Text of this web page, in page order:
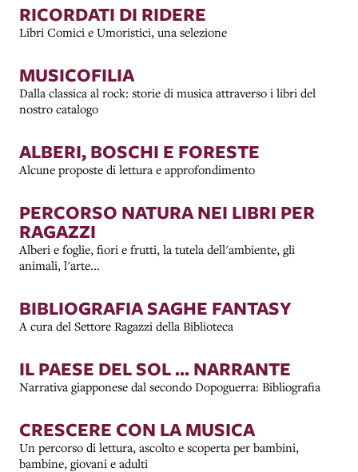
RICORDATI DI RIDERE
Libri Comici e Umoristici, una selezione
MUSICOFILIA
Dalla classica al rock: storie di musica attraverso i libri del
nostro catalogo
ALBERI, BOSCHI E FORESTE
Alcune proposte di lettura e approfondimento
PERCORSO NATURA NEI LIBRI PER
RAGAZZI
Alberi e foglie, fiori e frutti, la tutela dell'ambiente, gli
animali, l'arte...
BIBLIOGRAFIA SAGHE FANTASY
A cura del Settore Ragazzi della Biblioteca
IL PAESE DEL SOL ... NARRANTE
Narrativa giapponese dal secondo Dopoguerra: Bibliografia
CRESCERE CON LA MUSICA
Un percorso di lettura, ascolto e scoperta per bambini,
bambine, giovani e adulti